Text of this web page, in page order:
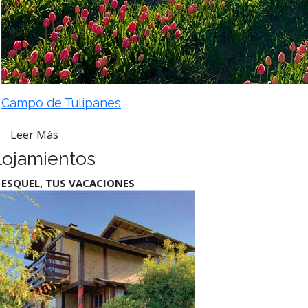
Campo de Tulipanes
Leer Más
TUS VACACIONES